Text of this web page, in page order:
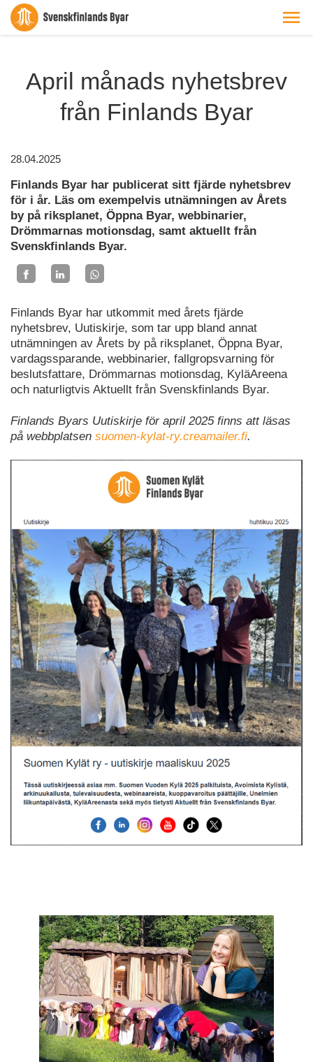
April månads nyhetsbrev
från Finlands Byar
28.04.2025
Finlands Byar har publicerat sitt fjärde nyhetsbrev
för i år. Läs om exempelvis utnämningen av Årets
by på riksplanet, Öppna Byar, webbinarier,
Drömmarnas motionsdag, samt aktuellt från
Svenskfinlands Byar.
Finlands Byar har utkommit med årets fjärde
nyhetsbrev, Uutiskirje, som tar upp bland annat
utnämningen av Årets by på riksplanet, Öppna Byar,
vardagssparande, webbinarier, fallgropsvarning för
beslutsfattare, Drömmarnas motionsdag, KyläAreena
och naturligtvis Aktuellt från Svenskfinlands Byar.
Finlands Byars Uutiskirje för april 2025 finns att läsas
på webbplatsen suomen-kylat-ry.creamailer.fi.